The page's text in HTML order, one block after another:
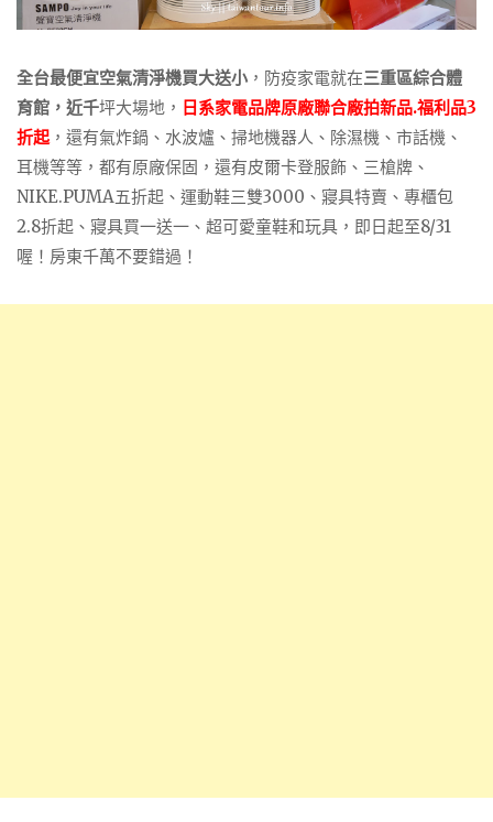
全台最便宜空氣清淨機買大送小 ，防疫家電就在三重區綜合體
育館，近千坪大場地， 日系家電品牌原廠聯合廠拍新品.福利品3
折起，還有氣炸鍋、水波爐、掃地機器人、除濕機、市話機、
耳機等等，都有原廠保固，還有皮爾卡登服飾、三槍牌、
NIKE.PUMA五折起、運動鞋三雙3000、寢具特賣、專櫃包
2.8折起、寢具買一送一、超可愛童鞋和玩具，即日起至8/31
喔！房東千萬不要錯過！